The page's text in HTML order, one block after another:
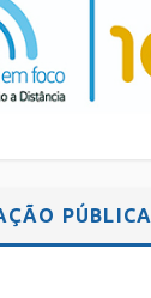
PÚBLICA